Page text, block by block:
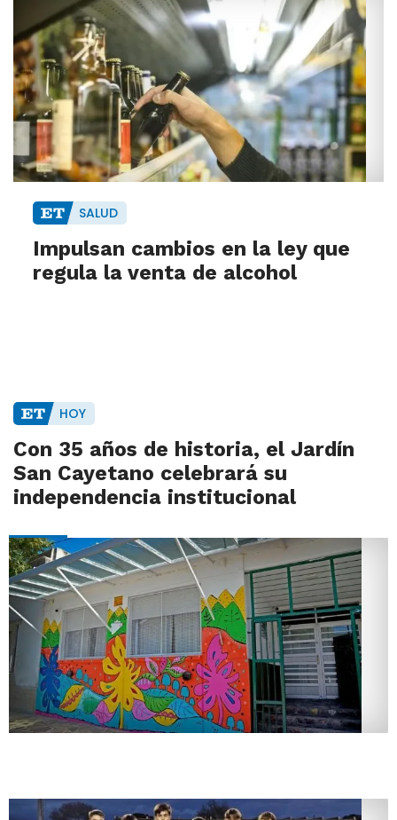
SALUD
Impulsan cambios en la ley que
regula la venta de alcohol
HOY
Con 35 años de historia, el Jardín
San Cayetano celebrará su
independencia institucional